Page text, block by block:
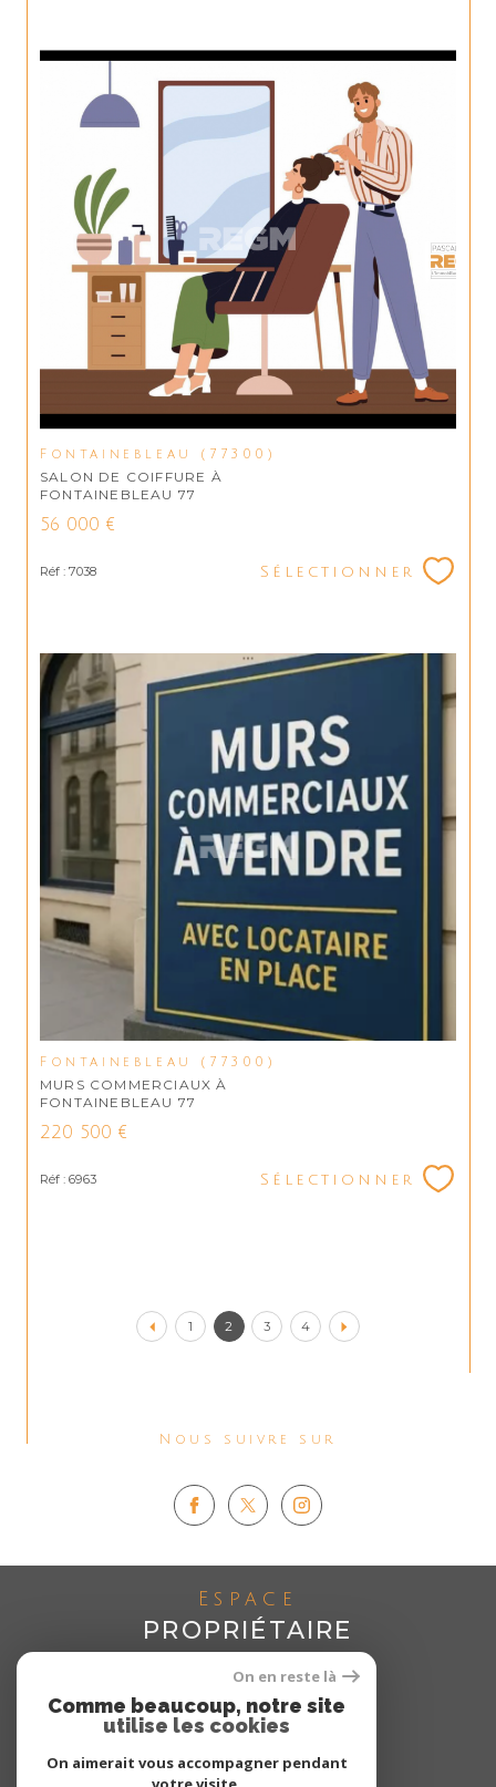
Fontainebleau (77300)
SALON DE COIFFURE À
FONTAINEBLEAU 77
56 000 €
Réf : 7038 Sélectionner
Fontainebleau (77300)
MURS COMMERCIAUX À
FONTAINEBLEAU 77
220 500 €
Réf : 6963 Sélectionner
1 2 3 4
Nous suivre sur
Espace
PROPRIÉTAIRE
Se connecter
On en reste là
Comme beaucoup, notre site
utilise les cookies
On aimerait vous accompagner pendant